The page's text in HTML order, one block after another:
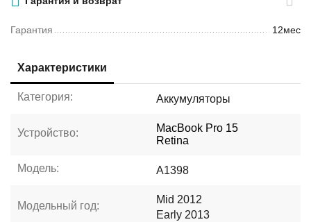
Гарантия 12мес
Характеристики
Категория: Аккумуляторы
Устройство:
MacBook Pro 15
Retina
Модель: A1398
Модельный год:
Mid 2012
Early 2013